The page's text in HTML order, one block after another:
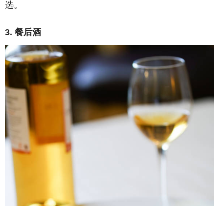
选。
3. 餐后酒